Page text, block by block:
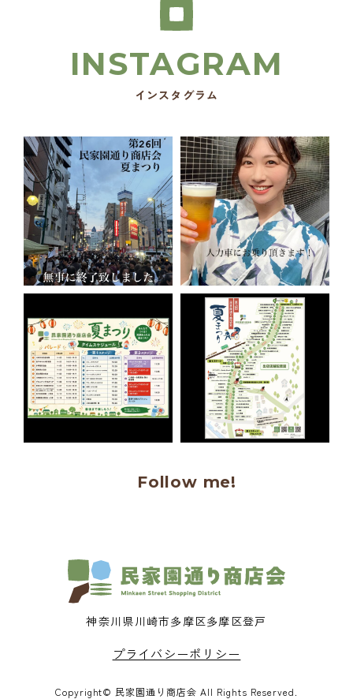
インスタグラム
Follow me!
神奈川県川崎市多摩区多摩区登戸
プライバシーポリシー
Copyright© 民家園通り商店会 All Rights Reserved.